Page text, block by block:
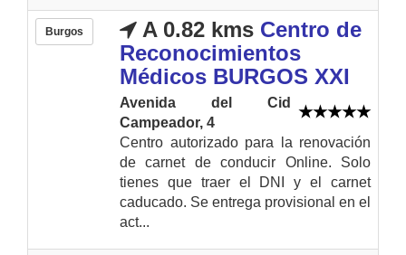
Burgos A 0.82 kms Centro de
Reconocimientos
Médicos BURGOS XXI
Avenida del Cid
Campeador, 4
Centro autorizado para la renovación
de carnet de conducir Online. Solo
tienes que traer el DNI y el carnet
caducado. Se entrega provisional en el
act...